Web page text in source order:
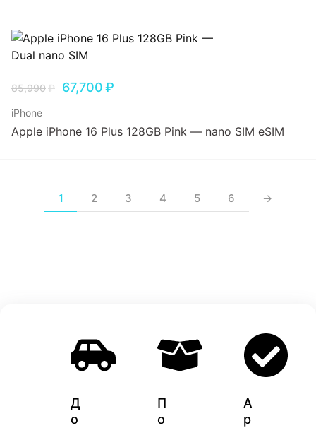
85,990₽ 67,700₽
iPhone
Apple iPhone 16 Plus 128GB Pink — nano SIM eSIM
1 2 3 4 5 6 →
Д
о
П
о
A
p